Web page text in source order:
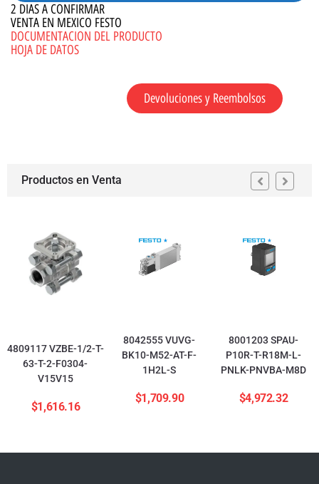
2 DIAS A CONFIRMAR
VENTA EN MEXICO FESTO
DOCUMENTACION DEL PRODUCTO
HOJA DE DATOS
Devoluciones y Reembolsos
Productos en Venta
4809117 VZBE-1/2-T-
63-T-2-F0304-
V15V15
$1,616.16
8042555 VUVG-
BK10-M52-AT-F-
1H2L-S
$1,709.90
8001203 SPAU-
P10R-T-R18M-L-
PNLK-PNVBA-M8D
$4,972.32